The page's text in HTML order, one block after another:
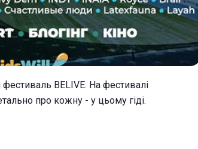
BELIVE. На фестивалі
про кожну - у цьому гіді.